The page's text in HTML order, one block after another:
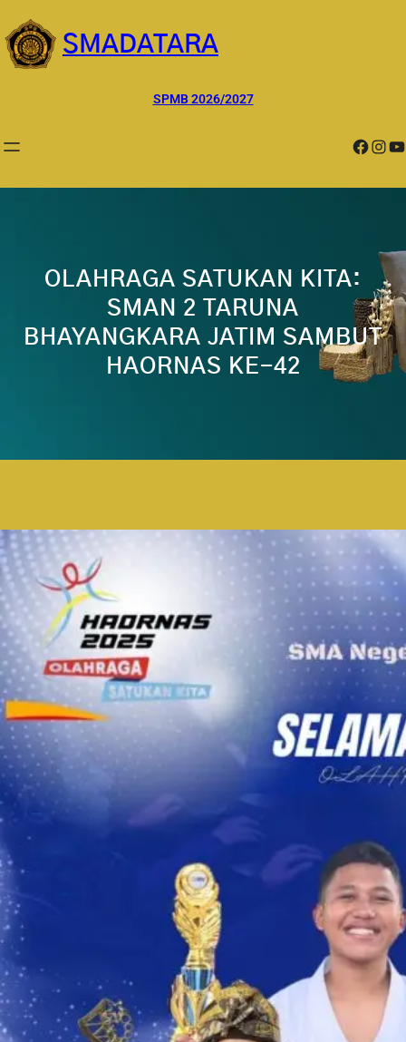
ke
konten
SMADATARA
SPMB 2026/2027
Facebook InstagramYouTube
OLAHRAGA SATUKAN KITA:
SMAN 2 TARUNA
BHAYANGKARA JATIM SAMBUT
HAORNAS KE-42